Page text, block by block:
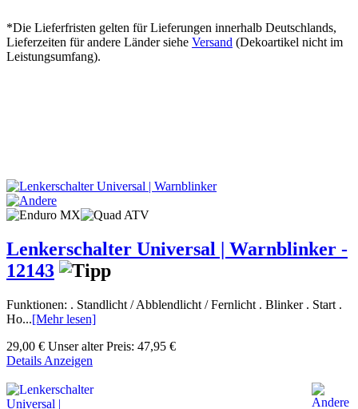
*Die Lieferfristen gelten für Lieferungen innerhalb Deutschlands,
Lieferzeiten für andere Länder siehe Versand (Dekoartikel nicht im
Leistungsumfang).
Lenkerschalter Universal | Warnblinker -
12143
Funktionen: . Standlicht / Abblendlicht / Fernlicht . Blinker . Start .
Ho...[Mehr lesen]
29,00 € Unser alter Preis: 47,95 €
Details Anzeigen